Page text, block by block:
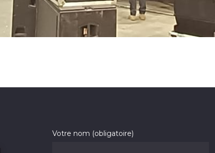
Votre nom (obligatoire)